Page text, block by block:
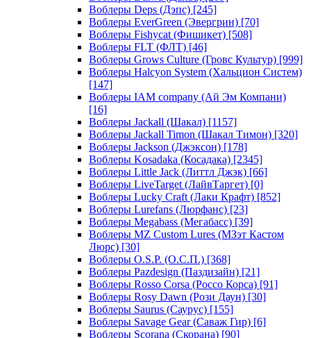
Воблеры Deps (Дэпс) [245]
Воблеры EverGreen (Эвергрин) [70]
Воблеры Fishycat (Фишикет) [508]
Воблеры FLT (ФЛТ) [46]
Воблеры Grows Culture (Гровс Культур) [999]
Воблеры Halcyon System (Хальцион Систем)
[147]
Воблеры IAM company (Ай Эм Компани)
[16]
Воблеры Jackall (Шакал) [1157]
Воблеры Jackall Timon (Шакал Тимон) [320]
Воблеры Jackson (Джэксон) [178]
Воблеры Kosadaka (Косадака) [2345]
Воблеры Little Jack (Литтл Джэк) [66]
Воблеры LiveTarget (ЛайвТаргет) [0]
Воблеры Lucky Craft (Лаки Крафт) [852]
Воблеры Lurefans (Люрфанс) [23]
Воблеры Megabass (Мегабасс) [39]
Воблеры MZ Custom Lures (МЗэт Кастом
Люрс) [30]
Воблеры O.S.P. (О.С.П.) [368]
Воблеры Pazdesign (Паздизайн) [21]
Воблеры Rosso Corsa (Россо Корса) [91]
Воблеры Rosy Dawn (Рози Даун) [30]
Воблеры Saurus (Саурус) [155]
Воблеры Savage Gear (Саваж Гир) [6]
Воблеры Scorana (Скорана) [90]